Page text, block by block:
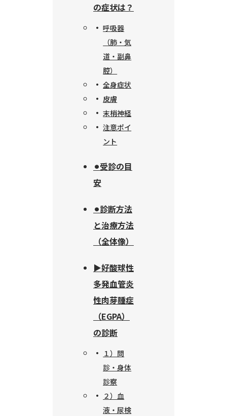
の症状は？
呼吸器
（肺・気
道・副鼻
腔）
全身症状
皮膚
末梢神経
注意ポイ
ント
⚫︎受診の目
安
⚫︎診断方法
と治療方法
（全体像）
▶︎好酸球性
多発血管炎
性肉芽腫症
（EGPA）
の診断
１）問
診・身体
診察
２）血
液・尿検